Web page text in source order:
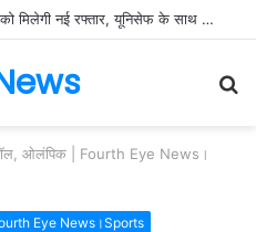
छत्तीसगढ़ में पोषण और बाल कल्याण को मिलेगी नई रफ्तार, यूनिसेफ के साथ बनी नवाचार आधारित रणनीति
ओलंपिक | Fourth Eye News।
Eye News।Sports